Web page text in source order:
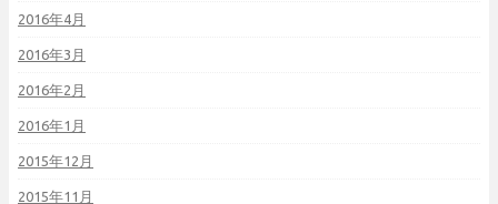
2016年4月
2016年3月
2016年2月
2016年1月
2015年12月
2015年11月